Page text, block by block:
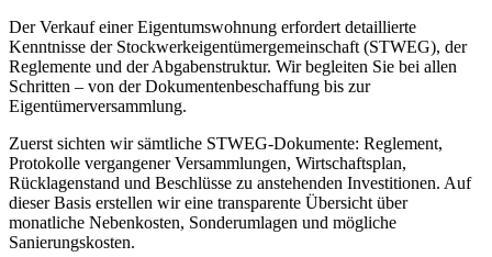
Der Verkauf einer Eigentumswohnung erfordert detaillierte
Kenntnisse der Stockwerkeigentümergemeinschaft (STWEG), der
Reglemente und der Abgabenstruktur. Wir begleiten Sie bei allen
Schritten – von der Dokumentenbeschaffung bis zur
Eigentümerversammlung.
Zuerst sichten wir sämtliche STWEG-Dokumente: Reglement,
Protokolle vergangener Versammlungen, Wirtschaftsplan,
Rücklagenstand und Beschlüsse zu anstehenden Investitionen. Auf
dieser Basis erstellen wir eine transparente Übersicht über
monatliche Nebenkosten, Sonderumlagen und mögliche
Sanierungskosten.